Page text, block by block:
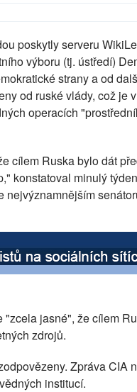
poskytly serveru
výboru (tj. ústředí)
strany a od
od ruské vlády, což je
operacích
cílem Ruska bylo dát
konstatoval minulý
jasné", že cílem
zdrojů.
Zpráva CIA
institucí.